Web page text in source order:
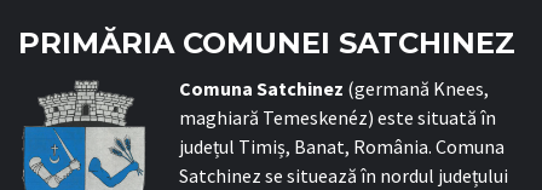
PRIMĂRIA COMUNEI SATCHINEZ
Comuna Satchinez (germană Knees,
maghiară Temeskenéz) este situată în
județul Timiș, Banat, România. Comuna
Satchinez se situează în nordul județului